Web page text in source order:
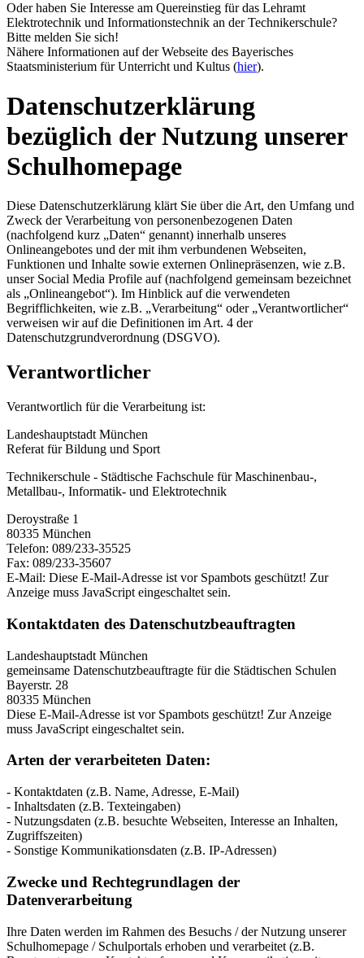
Oder haben Sie Interesse am Quereinstieg für das Lehramt
Elektrotechnik und Informationstechnik an der Technikerschule?
Bitte melden Sie sich!
Nähere Informationen auf der Webseite des Bayerisches
Staatsministerium für Unterricht und Kultus (hier).
Datenschutzerklärung
bezüglich der Nutzung unserer
Schulhomepage
Diese Datenschutzerklärung klärt Sie über die Art, den Umfang und
Zweck der Verarbeitung von personenbezogenen Daten
(nachfolgend kurz „Daten“ genannt) innerhalb unseres
Onlineangebotes und der mit ihm verbundenen Webseiten,
Funktionen und Inhalte sowie externen Onlinepräsenzen, wie z.B.
unser Social Media Profile auf (nachfolgend gemeinsam bezeichnet
als „Onlineangebot“). Im Hinblick auf die verwendeten
Begrifflichkeiten, wie z.B. „Verarbeitung“ oder „Verantwortlicher“
verweisen wir auf die Definitionen im Art. 4 der
Datenschutzgrundverordnung (DSGVO).
Verantwortlicher
Verantwortlich für die Verarbeitung ist:
Landeshauptstadt München
Referat für Bildung und Sport
Technikerschule - Städtische Fachschule für Maschinenbau-,
Metallbau-, Informatik- und Elektrotechnik
Deroystraße 1
80335 München
Telefon: 089/233-35525
Fax: 089/233-35607
E-Mail: Diese E-Mail-Adresse ist vor Spambots geschützt! Zur
Anzeige muss JavaScript eingeschaltet sein.
Kontaktdaten des Datenschutzbeauftragten
Landeshauptstadt München
gemeinsame Datenschutzbeauftragte für die Städtischen Schulen
Bayerstr. 28
80335 München
Diese E-Mail-Adresse ist vor Spambots geschützt! Zur Anzeige
muss JavaScript eingeschaltet sein.
Arten der verarbeiteten Daten:
- Kontaktdaten (z.B. Name, Adresse, E-Mail)
- Inhaltsdaten (z.B. Texteingaben)
- Nutzungsdaten (z.B. besuchte Webseiten, Interesse an Inhalten,
Zugriffszeiten)
- Sonstige Kommunikationsdaten (z.B. IP-Adressen)
Zwecke und Rechtegrundlagen der
Datenverarbeitung
Ihre Daten werden im Rahmen des Besuchs / der Nutzung unserer
Schulhomepage / Schulportals erhoben und verarbeitet (z.B.